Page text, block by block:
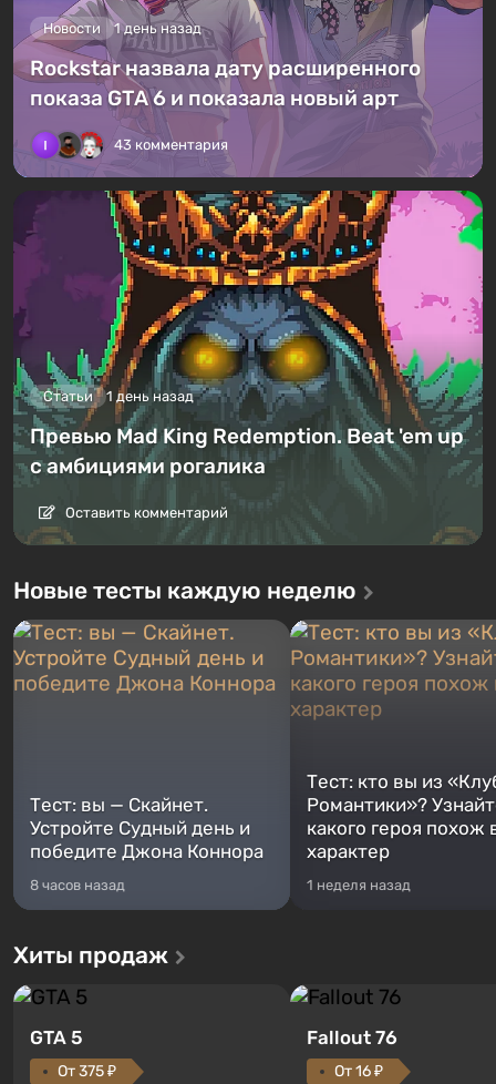
Новости 1 день назад
Rockstar назвала дату расширенного
показа GTA 6 и показала новый арт
43 комментария
Статьи 1 день назад
Превью Mad King Redemption. Beat 'em up
с амбициями рогалика
Оставить комментарий
Новые тесты каждую неделю
Тест: вы — Скайнет.
Устройте Судный день и
победите Джона Коннора
8 часов назад
Тест: кто вы из
Романтики»?
какого героя похож
характер
1 неделя назад
Хиты продаж
GTA 5
От 375 ₽
Fallout 76
От 16 ₽